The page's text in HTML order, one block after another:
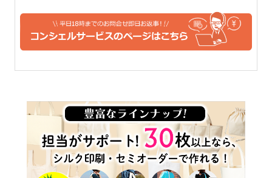
番のトートバッグなどは、10
オンスくらいから。やわらか
い雰囲気も残っています。
トートバッグをご希望の方に
は、おすすめできる人気のベ
ーシックな厚手コットンで
14オンス